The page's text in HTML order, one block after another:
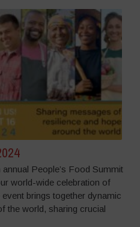
People’s Food Summit
world-wide celebration of
brings together dynamic
the world, sharing crucial